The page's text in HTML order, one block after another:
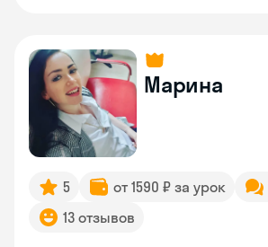
Марина
5 от 1590 ₽ за урок
13 отзывов